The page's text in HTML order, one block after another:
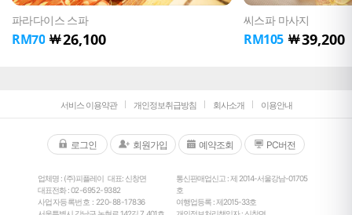
파라다이스 스파
RM70 ￦26,100
씨스파 마사지
RM105 ￦39,200
서비스 이용약관 개인정보취급방침 회사소개 이용안내
로그인 회원가입 예약조회 PC버전
업체명 : (주)피플레이 대표: 신창면
대표전화 :02-6952-9382
사업자등록번호 : 220-88-17836
통신판매업신고 : 제 2014-서울강남-01705
호
여행업등록 : 제2015-33호